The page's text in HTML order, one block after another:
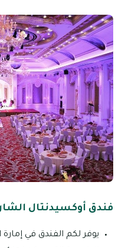
فندق أوكسيدنتال
يوفر لكم الفندق في